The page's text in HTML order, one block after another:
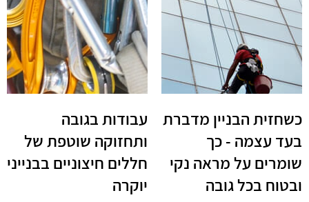
כשחזית הבניין מדברת
בעד עצמה - כך
שומרים על מראה נקי
ובטוח בכל גובה
עבודות בגובה
ותחזוקה שוטפת של
חללים חיצוניים בבנייני
יוקרה